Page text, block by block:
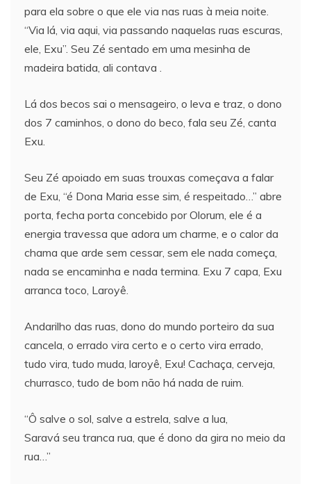
para ela sobre o que ele via nas ruas à meia noite.
“Via lá, via aqui, via passando naquelas ruas escuras,
ele, Exu”. Seu Zé sentado em uma mesinha de
madeira batida, ali contava .
Lá dos becos sai o mensageiro, o leva e traz, o dono
dos 7 caminhos, o dono do beco, fala seu Zé, canta
Exu.
Seu Zé apoiado em suas trouxas começava a falar
de Exu, “é Dona Maria esse sim, é respeitado…” abre
porta, fecha porta concebido por Olorum, ele é a
energia travessa que adora um charme, e o calor da
chama que arde sem cessar, sem ele nada começa,
nada se encaminha e nada termina. Exu 7 capa, Exu
arranca toco, Laroyê.
Andarilho das ruas, dono do mundo porteiro da sua
cancela, o errado vira certo e o certo vira errado,
tudo vira, tudo muda, laroyê, Exu! Cachaça, cerveja,
churrasco, tudo de bom não há nada de ruim.
“Ô salve o sol, salve a estrela, salve a lua,
Saravá seu tranca rua, que é dono da gira no meio da
rua…”